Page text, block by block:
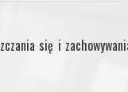
się i